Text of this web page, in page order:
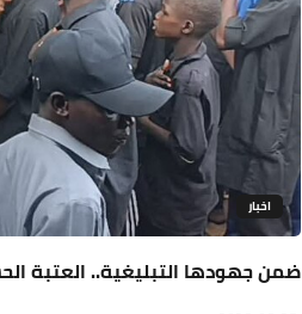
اخبار
ضمن جهودها التبليغية.. العتبة